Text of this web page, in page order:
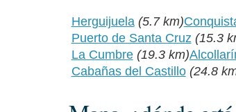
Herguijuela (5.7 km)
Puerto de Santa Cruz (15.3
La Cumbre (19.3 km)
Cabañas del Castillo (24.8